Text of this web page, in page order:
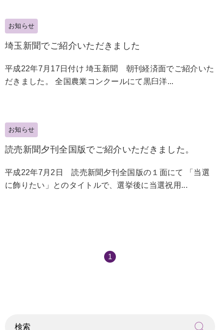
お知らせ
埼玉新聞でご紹介いただきました
平成22年7月17日付け 埼玉新聞 朝刊経済面でご紹介いた
だきました。 全国農業コンクールにて黒臼洋...
お知らせ
読売新聞夕刊全国版でご紹介いただきました。
平成22年7月2日 読売新聞夕刊全国版の１面にて 「当選
に飾りたい」とのタイトルで、選挙後に当選祝用...
1